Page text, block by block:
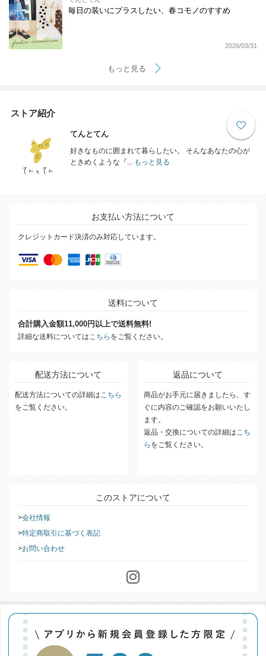
毎日の装いにプラスしたい、春コモノのすすめ
2026/03/31
もっと見る
ストア紹介
てんとてん
好きなものに囲まれて暮らしたい。 そんなあなたの心が
ときめくような『...
もっと見る
お支払い方法について
クレジットカード決済のみ対応しています。
送料について
合計購入金額11,000円以上で送料無料!
詳細な送料については こちら をご覧ください。
配送方法について
配送方法についての詳細は こちら
をご覧ください。
返品について
商品がお手元に届きましたら、す
ぐに内容のご確認をお願いいたし
ます。
返品・交換についての詳細は こち
ら をご覧ください。
このストアについて
会社情報
特定商取引に基づく表記
お問い合わせ